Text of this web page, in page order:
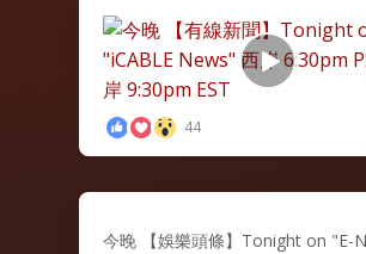
44
今晚 【娛樂頭條】Tonight on "E-